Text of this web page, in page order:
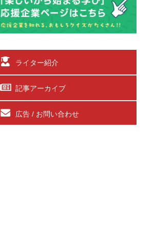
ライター紹介
記事アーカイブ
広告 / お問い合わせ